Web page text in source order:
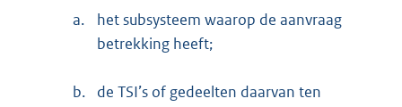
a.
het subsysteem waarop de aanvraag
betrekking heeft;
b.
de TSI’s of gedeelten daarvan ten